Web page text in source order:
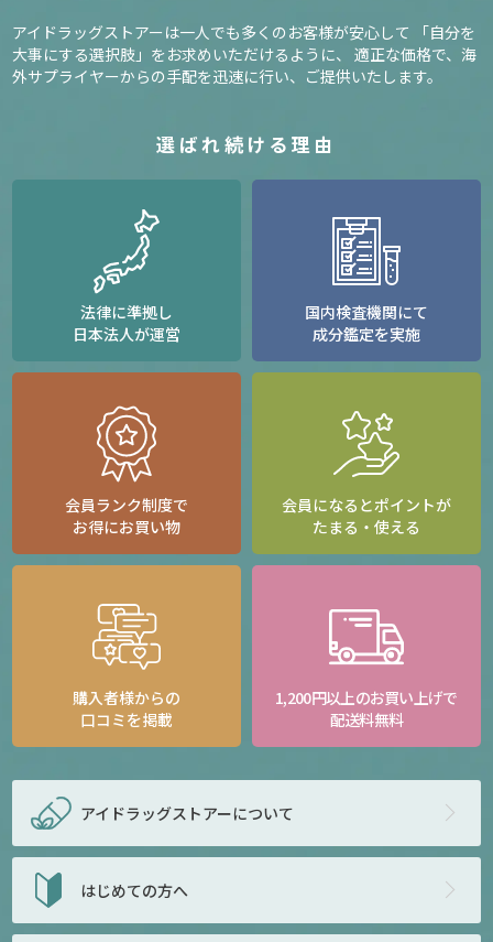
アイドラッグストアーは一人でも多くのお客様が安心して
「自分を
大事にする選択肢」をお求めいただけるように、
適正な価格で、海
外サプライヤーからの手配を迅速に行い、ご提供いたします。
選ばれ続ける理由
法律に準拠し
日本法人が運営
国内検査機関にて
成分鑑定を実施
会員ランク制度で
お得にお買い物
会員になるとポイントが
たまる・使える
購入者様からの
口コミを掲載
1,200円以上のお買い上げで
配送料無料
アイドラッグストアーについて
はじめての方へ